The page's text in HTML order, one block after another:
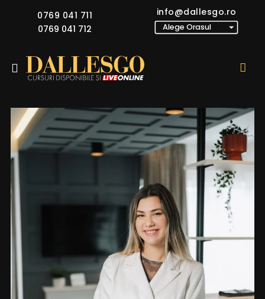
0769 041 711
0769 041 712
info@dallesgo.ro